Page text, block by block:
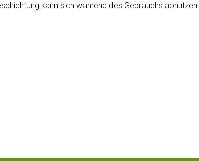
kann sich während des Gebrauchs abnutzen.